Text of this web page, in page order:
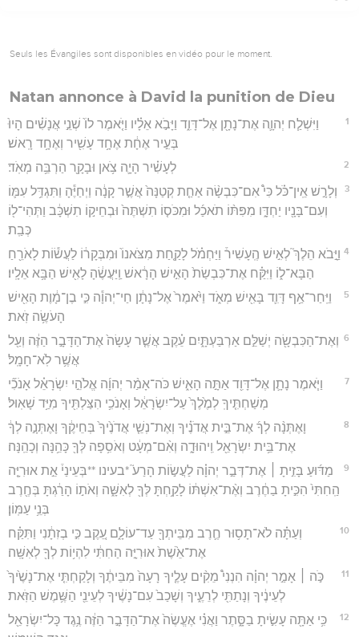
Seuls les Évangiles sont disponibles en vidéo pour le moment.
Natan annonce à David la punition de Dieu
1
וַיִּשְׁלַ֧ח יְהוָ֛ה אֶת־נָתָ֖ן אֶל־דָּוִ֑ד וַיָּבֹ֣א אֵלָ֗יו וַיֹּ֤אמֶר לוֹ֙ שְׁנֵ֣י אֲנָשִׁ֗ים הָיוּ֙
בְּעִ֣יר אֶחָ֔ת אֶחָ֥ד עָשִׁ֖יר וְאֶחָ֥ד רָֽאשׁ׃
2 לְעָשִׁ֗יר הָיָ֛ה צֹ֥אן וּבָקָ֖ר הַרְבֵּ֥ה מְאֹֽד׃
3
וְלָרָ֣שׁ אֵֽין־כֹּ֗ל כִּי֩ אִם־כִּבְשָׂ֨ה אַחַ֤ת קְטַנָּה֙ אֲשֶׁ֣ר קָנָ֔ה וַיְחַיֶּ֕הָ וַתִּגְדַּ֥ל עִמּ֛וֹ
וְעִם־בָּנָ֖יו יַחְדָּ֑ו מִפִּתּ֨וֹ תֹאכַ֜ל וּמִכֹּס֤וֹ תִשְׁתֶּה֙ וּבְחֵיק֣וֹ תִשְׁכָּ֔ב וַתְּהִי־ל֖וֹ
כְּבַֽת׃
4 וַיָּ֣בֹא הֵלֶךְ֮ לְאִ֣ישׁ הֶֽעָשִׁיר֒ וַיַּחְמֹ֗ל לָקַ֤חַת מִצֹּאנוֹ֙ וּמִבְּקָר֔וֹ לַעֲשׂ֕וֹת לָאֹרֵ֖חַ
הַבָּא־ל֑וֹ וַיִּקַּ֗ח אֶת־כִּבְשַׂת֙ הָאִ֣ישׁ הָרָ֔אשׁ וַֽיַּעֲשֶׂ֔הָ לָאִ֖ישׁ הַבָּ֥א אֵלָֽיו׃
5
וַיִּֽחַר־אַ֥ף דָּוִ֛ד בָּאִ֖ישׁ מְאֹ֑ד וַיֹּ֙אמֶר֙ אֶל־נָתָ֔ן חַי־יְהוָ֕ה כִּ֣י בֶן־מָ֔וֶת הָאִ֖ישׁ
הָעֹשֶׂ֥ה זֹֽאת׃
6 וְאֶת־הַכִּבְשָׂ֖ה יְשַׁלֵּ֣ם אַרְבַּעְתָּ֑יִם עֵ֗קֶב אֲשֶׁ֤ר עָשָׂה֙ אֶת־הַדָּבָ֣ר הַזֶּ֔ה וְעַ֖ל
אֲשֶׁ֥ר לֹֽא־חָמָֽל׃
7
וַיֹּ֧אמֶר נָתָ֛ן אֶל־דָּוִ֖ד אַתָּ֣ה הָאִ֑ישׁ כֹּה־אָמַ֨ר יְהוָ֜ה אֱלֹהֵ֣י יִשְׂרָאֵ֗ל אָנֹכִ֞י
מְשַׁחְתִּ֤יךָֽ לְמֶ֙לֶךְ֙ עַל־יִשְׂרָאֵ֔ל וְאָנֹכִ֥י הִצַּלְתִּ֖יךָ מִיַּ֥ד שָׁאֽוּל׃
8
וָאֶתְּנָ֨ה לְךָ֜ אֶת־בֵּ֣ית אֲדֹנֶ֗יךָ וְאֶת־נְשֵׁ֤י אֲדֹנֶ֙יךָ֙ בְּחֵיקֶ֔ךָ וָאֶתְּנָ֣ה לְךָ֔
אֶת־בֵּ֥ית יִשְׂרָאֵ֖ל וִֽיהוּדָ֑ה וְאִ֨ם־מְעָ֔ט וְאֹסִ֥פָה לְּךָ֖ כָּהֵ֥נָּה וְכָהֵֽנָּה׃
9
מַדּ֜וּעַ בָּזִ֣יתָ ׀ אֶת־דְּבַ֣ר יְהוָ֗ה לַעֲשׂ֣וֹת הָרַע֮ *בעינו **בְּעֵינַי֒ אֵ֣ת אוּרִיָּ֤ה
הַֽחִתִּי֙ הִכִּ֣יתָ בַחֶ֔רֶב וְאֶ֨ת־אִשְׁתּ֔וֹ לָקַ֥חְתָּ לְּךָ֖ לְאִשָּׁ֑ה וְאֹת֣וֹ הָרַ֔גְתָּ בְּחֶ֖רֶב
בְּנֵ֥י עַמּֽוֹן׃
10
וְעַתָּ֗ה לֹא־תָס֥וּר חֶ֛רֶב מִבֵּיתְךָ֖ עַד־עוֹלָ֑ם עֵ֚קֶב כִּ֣י בְזִתָ֔נִי וַתִּקַּ֗ח
אֶת־אֵ֙שֶׁת֙ אוּרִיָּ֣ה הַחִתִּ֔י לִהְי֥וֹת לְךָ֖ לְאִשָּֽׁה׃
11
כֹּ֣ה ׀ אָמַ֣ר יְהוָ֗ה הִנְנִי֩ מֵקִ֨ים עָלֶ֤יךָ רָעָה֙ מִבֵּיתֶ֔ךָ וְלָקַחְתִּ֤י אֶת־נָשֶׁ֙יךָ֙
לְעֵינֶ֔יךָ וְנָתַתִּ֖י לְרֵעֶ֑יךָ וְשָׁכַב֙ עִם־נָשֶׁ֔יךָ לְעֵינֵ֖י הַשֶּׁ֥מֶשׁ הַזֹּֽאת׃
12
כִּ֥י אַתָּ֖ה עָשִׂ֣יתָ בַסָּ֑תֶר וַאֲנִ֗י אֶעֱשֶׂה֙ אֶת־הַדָּבָ֣ר הַזֶּ֔ה נֶ֥גֶד כָּל־יִשְׂרָאֵ֖ל